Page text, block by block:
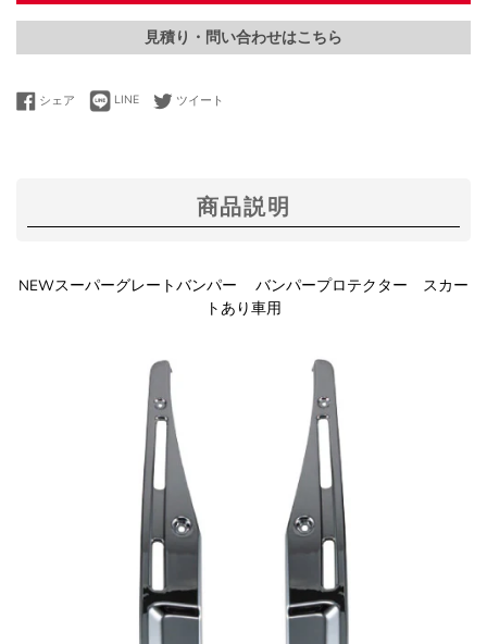
見積り・問い合わせはこちら
シェア Facebookでシェアする
LINELINEで送るツイート
商品説明
NEWスーパーグレートバンパー バンパープロテクター スカー
トあり車用